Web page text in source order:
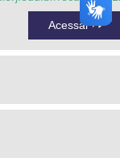
Acessar